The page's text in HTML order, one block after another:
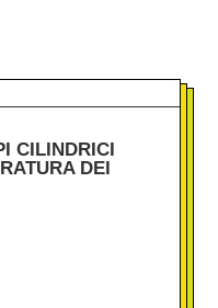
CILINDRICI
DEI